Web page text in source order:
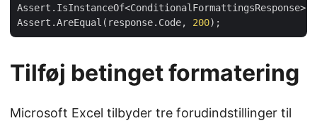
Assert.AreEqual(response.Code, 200
Tilføj betinget formatering
Microsoft Excel tilbyder tre forudindstillinger til